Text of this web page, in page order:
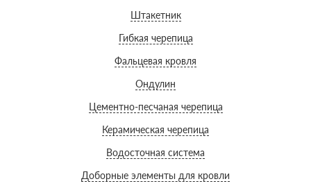
Штакетник
Гибкая черепица
Фальцевая кровля
Ондулин
Цементно-песчаная черепица
Керамическая черепица
Водосточная система
Доборные элементы для кровли